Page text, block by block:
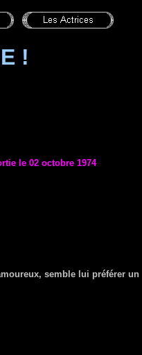
!
le 02 octobre 1974
semble lui préférer un